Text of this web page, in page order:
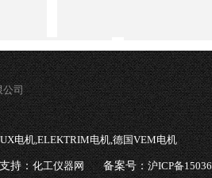
公司
电机,ELEKTRIM电机,德国VEM电机
持：化工仪器网 备案号：沪ICP备